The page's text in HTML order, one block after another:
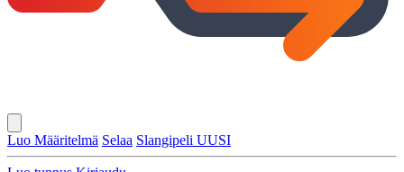
Luo Määritelmä Selaa Slangipeli UUSI